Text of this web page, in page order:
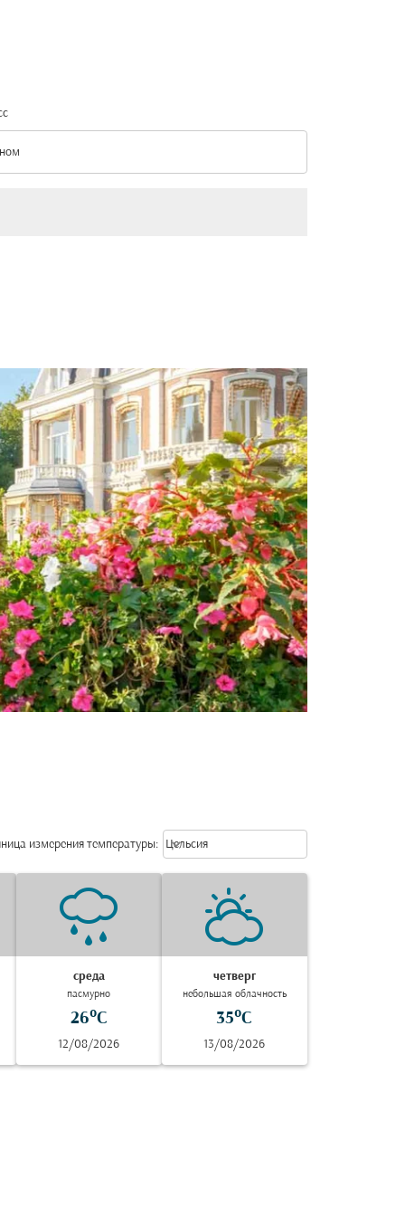
option Эконом Selected
измерения температуры: Weather unit option Цельсия
Цельсия
keyboard_arrow_down
среда
пасмурно
26°C
12/08/2026
четверг
небольшая облачность
35°C
13/08/2026